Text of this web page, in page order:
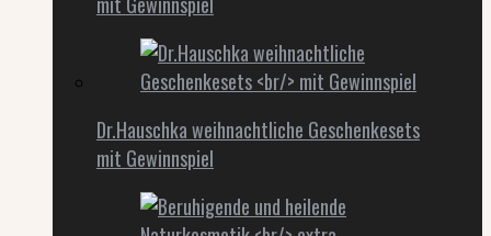
Dr.Hauschka weihnachtliche Geschenkesets
mit Gewinnspiel